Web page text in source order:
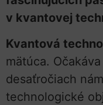
v kvantovej
Kvantová
mätúca.
desaťročiach
technologické